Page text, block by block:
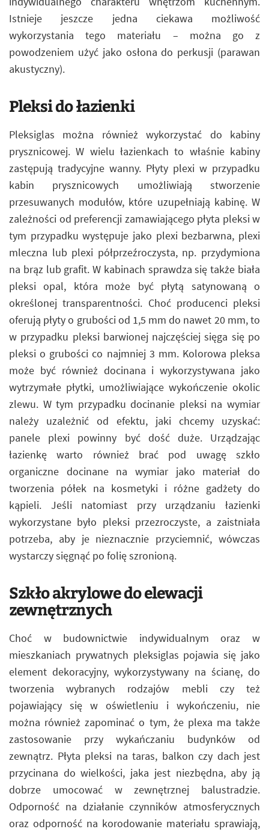
Istnieje jeszcze jedna ciekawa możliwość
wykorzystania tego materiału – można go z
powodzeniem użyć jako osłona do perkusji (parawan
akustyczny).
Pleksi do łazienki
Pleksiglas można również wykorzystać do kabiny
prysznicowej. W wielu łazienkach to właśnie kabiny
zastępują tradycyjne wanny. Płyty plexi w przypadku
kabin prysznicowych umożliwiają stworzenie
przesuwanych modułów, które uzupełniają kabinę. W
zależności od preferencji zamawiającego płyta pleksi w
tym przypadku występuje jako plexi bezbarwna, plexi
mleczna lub plexi półprzeźroczysta, np. przydymiona
na brąz lub grafit. W kabinach sprawdza się także biała
pleksi opal, która może być płytą satynowaną o
określonej transparentności. Choć producenci pleksi
oferują płyty o grubości od 1,5 mm do nawet 20 mm, to
w przypadku pleksi barwionej najczęściej sięga się po
pleksi o grubości co najmniej 3 mm. Kolorowa pleksa
może być również docinana i wykorzystywana jako
wytrzymałe płytki, umożliwiające wykończenie okolic
zlewu. W tym przypadku docinanie pleksi na wymiar
należy uzależnić od efektu, jaki chcemy uzyskać:
panele plexi powinny być dość duże. Urządzając
łazienkę warto również brać pod uwagę szkło
organiczne docinane na wymiar jako materiał do
tworzenia półek na kosmetyki i różne gadżety do
kąpieli. Jeśli natomiast przy urządzaniu łazienki
wykorzystane było pleksi przezroczyste, a zaistniała
potrzeba, aby je nieznacznie przyciemnić, wówczas
wystarczy sięgnąć po folię szronioną.
Szkło akrylowe do elewacji
zewnętrznych
Choć w budownictwie indywidualnym oraz w
mieszkaniach prywatnych pleksiglas pojawia się jako
element dekoracyjny, wykorzystywany na ścianę, do
tworzenia wybranych rodzajów mebli czy też
pojawiający się w oświetleniu i wykończeniu, nie
można również zapominać o tym, że plexa ma także
zastosowanie przy wykańczaniu budynków od
zewnątrz. Płyta pleksi na taras, balkon czy dach jest
przycinana do wielkości, jaka jest niezbędna, aby ją
dobrze umocować w zewnętrznej balustradzie.
Odporność na działanie czynników atmosferycznych
oraz odporność na korodowanie materiału sprawiają,